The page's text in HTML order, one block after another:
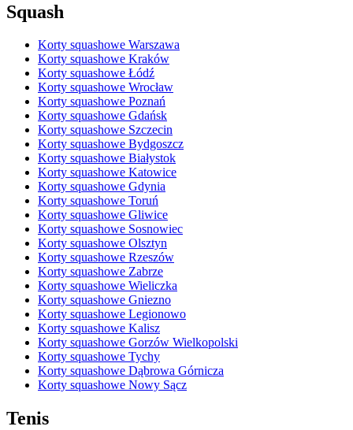
Squash
Korty squashowe Warszawa
Korty squashowe Kraków
Korty squashowe Łódź
Korty squashowe Wrocław
Korty squashowe Poznań
Korty squashowe Gdańsk
Korty squashowe Szczecin
Korty squashowe Bydgoszcz
Korty squashowe Białystok
Korty squashowe Katowice
Korty squashowe Gdynia
Korty squashowe Toruń
Korty squashowe Gliwice
Korty squashowe Sosnowiec
Korty squashowe Olsztyn
Korty squashowe Rzeszów
Korty squashowe Zabrze
Korty squashowe Wieliczka
Korty squashowe Gniezno
Korty squashowe Legionowo
Korty squashowe Kalisz
Korty squashowe Gorzów Wielkopolski
Korty squashowe Tychy
Korty squashowe Dąbrowa Górnicza
Korty squashowe Nowy Sącz
Tenis